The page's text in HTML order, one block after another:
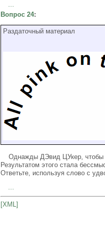
...
Вопрос 24:
Раздаточный материал
Однажды ДЭвид ЦУкер, чтобы
Результатом этого стала
Ответьте, используя слово с
[XML]